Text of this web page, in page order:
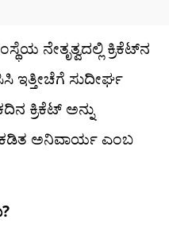
ನೇತೃತ್ವದಲ್ಲಿ ಕ್ರಿಕೆಟ್‌ನ
ಇತ್ತೀಚೆಗೆ ಸುದೀರ್ಘ
ಕ್ರಿಕೆಟ್​ ಅನ್ನು
ಕಡಿತ ಅನಿವಾರ್ಯ ಎಂಬ